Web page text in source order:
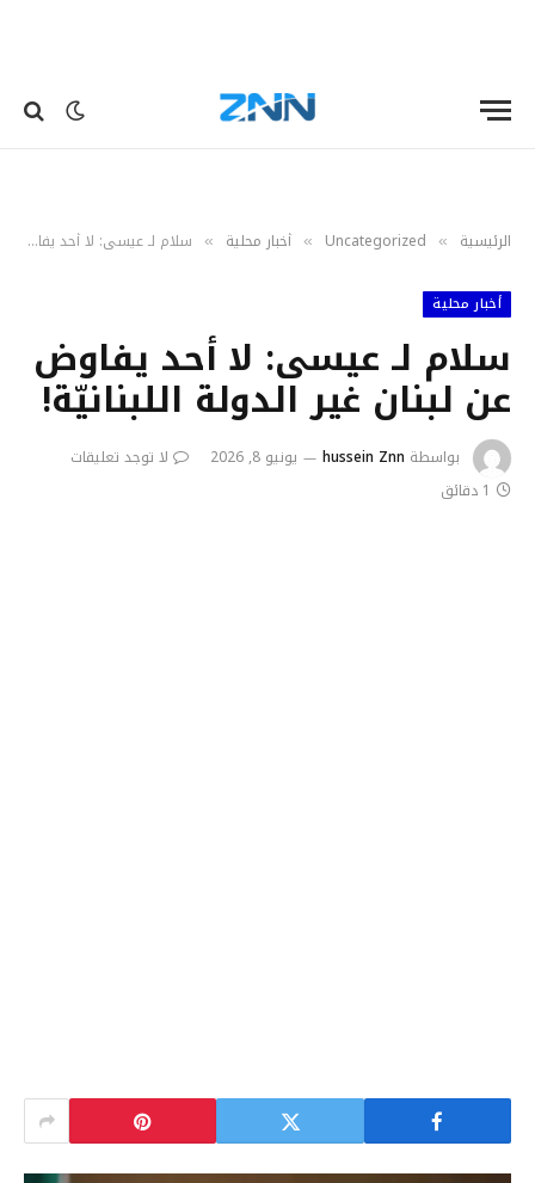
الرئيسية »
Uncategorized
» أخبار محلية » سلام لـ عيسى: لا أحد يفاوض عن لبنان غير الدولة اللبنانيّة!
أخبار محلية
سلام لـ عيسى: لا أحد يفاوض
عن لبنان غير الدولة اللبنانيّة!
بواسطة hussein Znn يونيو 8, 2026
لا توجد تعليقات
1 دقائق